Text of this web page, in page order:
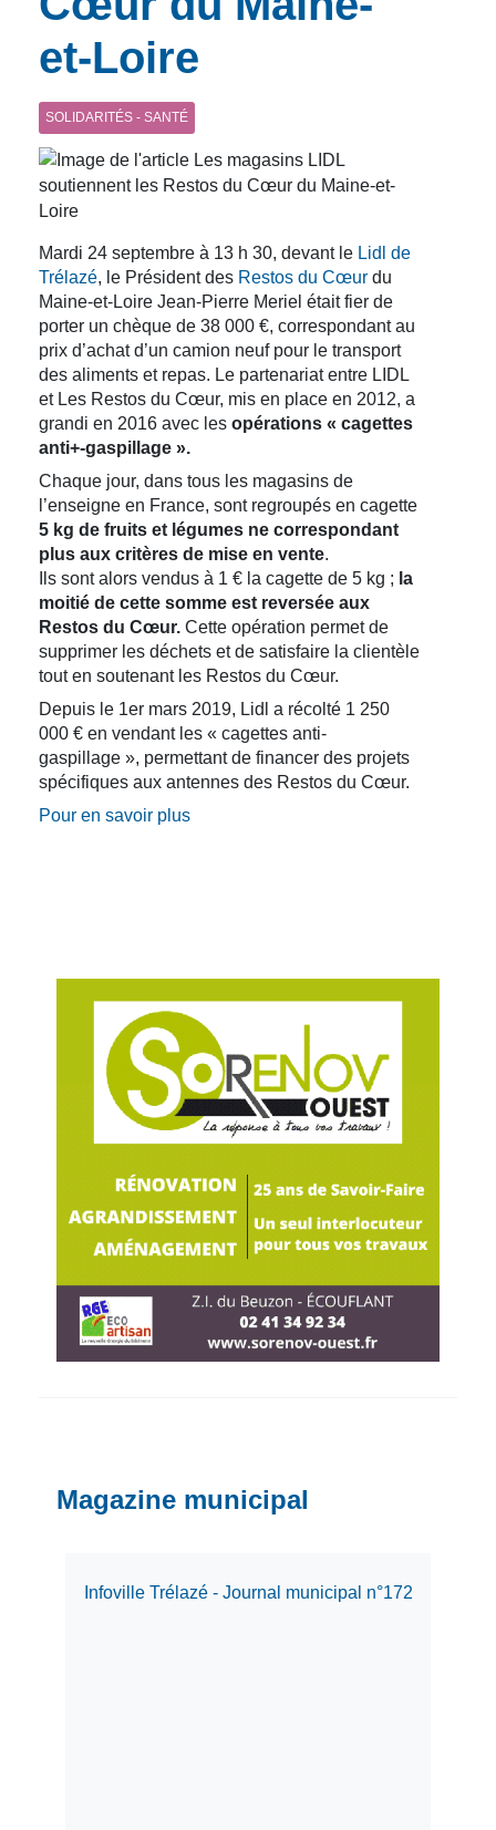
et-Loire
SOLIDARITÉS - SANTÉ
Mardi 24 septembre à 13 h 30, devant le Lidl de
Trélazé, le Président des Restos du Cœur du
Maine-et-Loire Jean-Pierre Meriel était fier de
porter un chèque de 38 000 €, correspondant au
prix d’achat d’un camion neuf pour le transport
des aliments et repas. Le partenariat entre LIDL
et Les Restos du Cœur, mis en place en 2012, a
grandi en 2016 avec les opérations « cagettes
anti+-gaspillage ».
Chaque jour, dans tous les magasins de
l’enseigne en France, sont regroupés en cagette
5 kg de fruits et légumes ne correspondant
plus aux critères de mise en vente.
Ils sont alors vendus à 1 € la cagette de 5 kg ; la
moitié de cette somme est reversée aux
Restos du Cœur. Cette opération permet de
supprimer les déchets et de satisfaire la clientèle
tout en soutenant les Restos du Cœur.
Depuis le 1er mars 2019, Lidl a récolté 1 250
000 € en vendant les « cagettes anti-
gaspillage », permettant de financer des projets
spécifiques aux antennes des Restos du Cœur.
Pour en savoir plus
Magazine municipal
Infoville Trélazé - Journal municipal n°172